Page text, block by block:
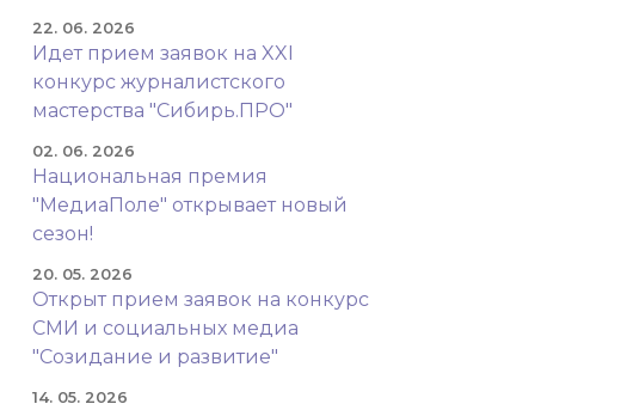
22. 06. 2026
Идет прием заявок на XXI
конкурс журналистского
мастерства "Сибирь.ПРО"
02. 06. 2026
Национальная премия
"МедиаПоле" открывает новый
сезон!
20. 05. 2026
Открыт прием заявок на конкурс
СМИ и социальных медиа
"Созидание и развитие"
14. 05. 2026